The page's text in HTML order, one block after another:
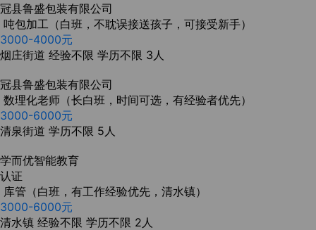
冠县鲁盛包装有限公司
吨包加工（白班，不耽误接送孩子，可接受新手）
3000-4000元
烟庄街道 经验不限 学历不限 3人
冠县鲁盛包装有限公司
数理化老师（长白班，时间可选，有经验者优先）
3000-6000元
清泉街道 学历不限 5人
学而优智能教育
认证
库管（白班，有工作经验优先，清水镇）
3000-6000元
清水镇 经验不限 学历不限 2人